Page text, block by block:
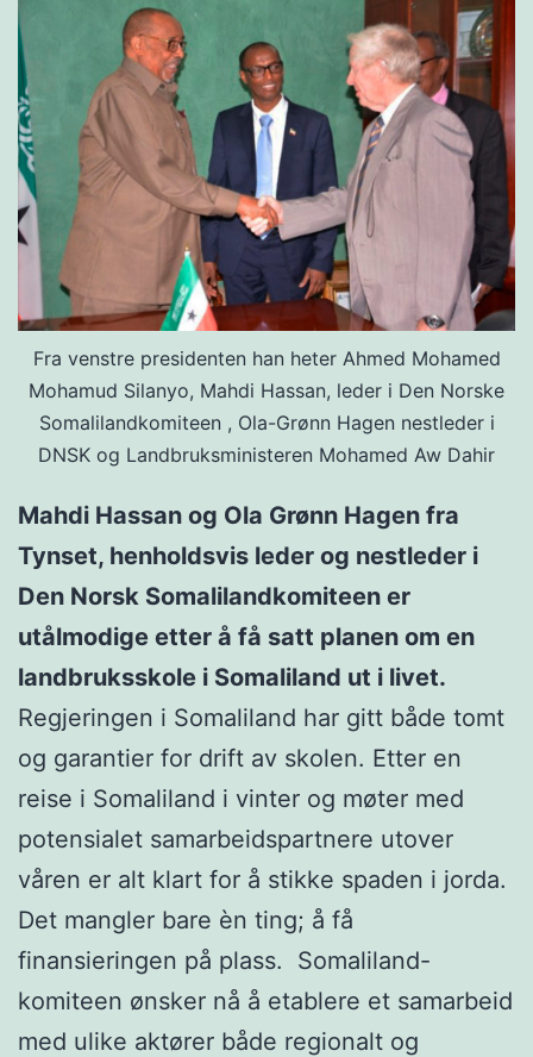
Fra venstre presidenten han heter Ahmed Mohamed
Mohamud Silanyo, Mahdi Hassan, leder i Den Norske
Somalilandkomiteen , Ola-Grønn Hagen nestleder i
DNSK og Landbruksministeren Mohamed Aw Dahir
Mahdi Hassan og Ola Grønn Hagen fra
Tynset, henholdsvis leder og nestleder i
Den Norsk Somalilandkomiteen er
utålmodige etter å få satt planen om en
landbruksskole i Somaliland ut i livet.
Regjeringen i Somaliland har gitt både tomt
og garantier for drift av skolen. Etter en
reise i Somaliland i vinter og møter med
potensialet samarbeidspartnere utover
våren er alt klart for å stikke spaden i jorda.
Det mangler bare èn ting; å få
finansieringen på plass. Somaliland-
komiteen ønsker nå å etablere et samarbeid
med ulike aktører både regionalt og